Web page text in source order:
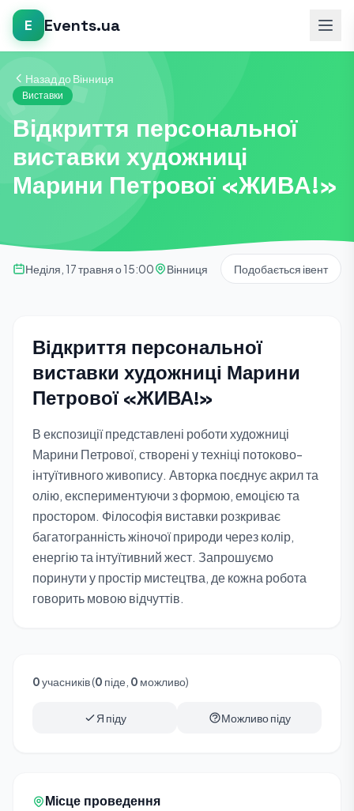
E Events.ua
Назад до Вінниця
Виставки
Відкриття персональної
виставки художниці
Марини Петрової «ЖИВА!»
Неділя, 17 травня о 15:00 Вінниця Подобається івент
Відкриття персональної
виставки художниці Марини
Петрової «ЖИВА!»
В експозиції представлені роботи художниці
Марини Петрової, створені у техніці потоково-
інтуїтивного живопису. Авторка поєднує акрил та
олію, експериментуючи з формою, емоцією та
простором. Філософія виставки розкриває
багатогранність жіночої природи через колір,
енергію та інтуїтивний жест. Запрошуємо
поринути у простір мистецтва, де кожна робота
говорить мовою відчуттів.
0учасників (0 піде, 0 можливо)
Я піду Можливо піду
Місце проведення